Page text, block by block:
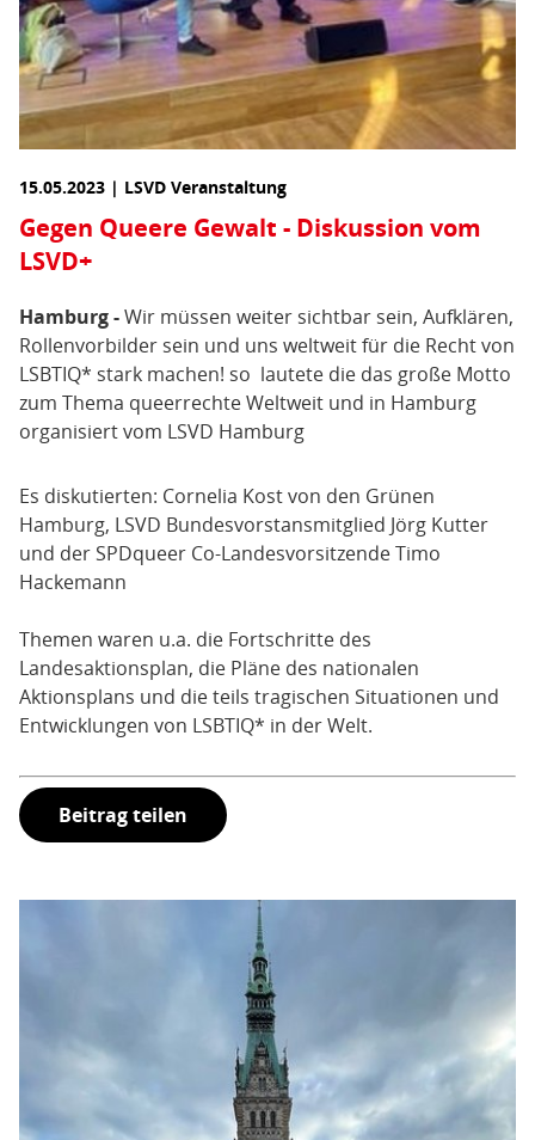
15.05.2023 | LSVD Veranstaltung
Gegen Queere Gewalt - Diskussion vom
LSVD+
Hamburg -Wir müssen weiter sichtbar sein, Aufklären,
Rollenvorbilder sein und uns weltweit für die Recht von
LSBTIQ* stark machen! so lautete die das große Motto
zum Thema queerrechte Weltweit und in Hamburg
organisiert vom LSVD Hamburg
Es diskutierten: Cornelia Kost von den Grünen
Hamburg, LSVD Bundesvorstansmitglied Jörg Kutter
und der SPDqueer Co-Landesvorsitzende Timo
Hackemann
Themen waren u.a. die Fortschritte des
Landesaktionsplan, die Pläne des nationalen
Aktionsplans und die teils tragischen Situationen und
Entwicklungen von LSBTIQ* in der Welt.
Beitrag teilen